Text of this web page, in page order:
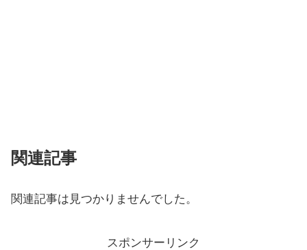
関連記事
関連記事は見つかりませんでした。
スポンサーリンク